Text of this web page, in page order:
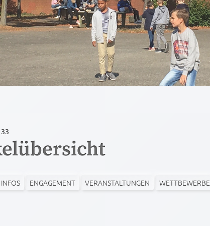
ENGAGEMENT VERANSTALTUNGEN WETTBEWERBE